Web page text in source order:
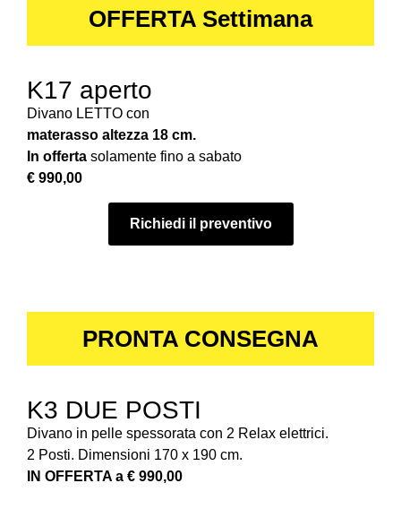
OFFERTA Settimana
K17 aperto
Divano LETTO con
materasso altezza 18 cm.
In offerta solamente fino a sabato
€ 990,00
Richiedi il preventivo
PRONTA CONSEGNA
K3 DUE POSTI
Divano in pelle spessorata con 2 Relax elettrici.
2 Posti. Dimensioni 170 x 190 cm.
IN OFFERTA a € 990,00